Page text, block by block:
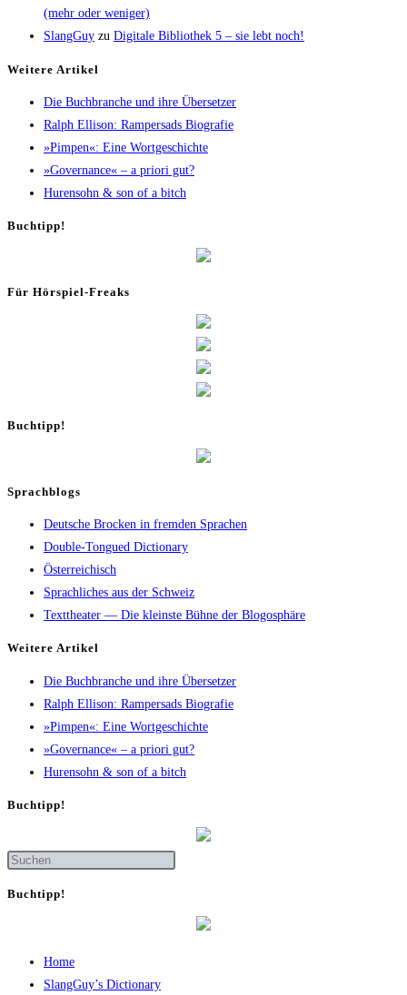
(mehr oder weniger)
SlangGuy zu Digi­ta­le Biblio­thek 5 – sie lebt noch!
Wei­te­re Artikel
Die Buch­bran­che und ihre Übersetzer
Ralph Elli­son: Ram­pers­ads Biografie
»Pim­pen«: Eine Wortgeschichte
»Gover­nan­ce« – a prio­ri gut?
Huren­sohn & son of a bitch
Buch­tipp!
Für Hör­spiel-Freaks
Buch­tipp!
Sprachblogs
Deutsche Brocken in fremden Sprachen
Double-Tongued Dictionary
Österreichisch
Sprachliches aus der Schweiz
Texttheater — Die kleinste Bühne der Blogosphäre
Wei­te­re Artikel
Die Buch­bran­che und ihre Übersetzer
Ralph Elli­son: Ram­pers­ads Biografie
»Pim­pen«: Eine Wortgeschichte
»Gover­nan­ce« – a prio­ri gut?
Huren­sohn & son of a bitch
Buch­tipp!
Buch­tipp!
Home
SlangGuy’s Dic­tion­a­ry